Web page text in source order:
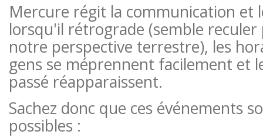
Mercure régit la communication et
lorsqu'il rétrograde (semble
notre perspective terrestre), les
gens se méprennent facilement et
passé réapparaissent.
Sachez donc que ces événements
possibles :